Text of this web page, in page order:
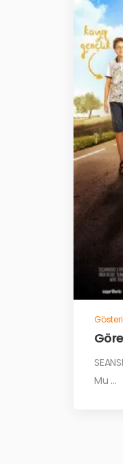
Mu ...